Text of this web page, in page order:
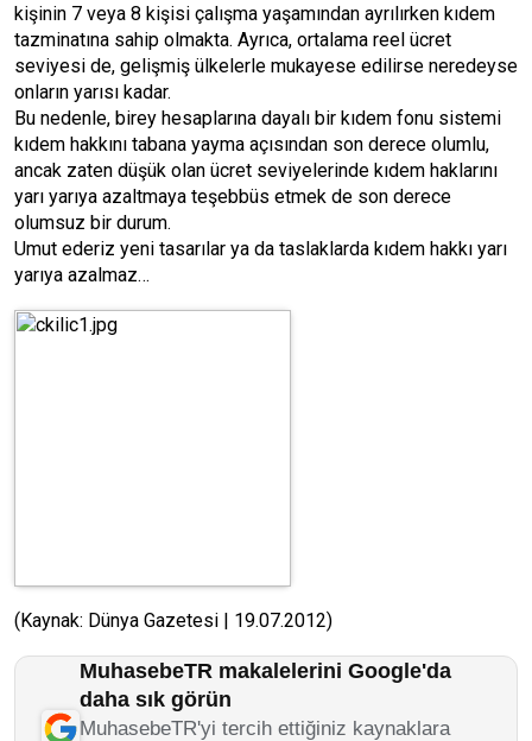
kişinin 7 veya 8 kişisi çalışma yaşamından ayrılırken kıdem
tazminatına sahip olmakta. Ayrıca, ortalama reel ücret
seviyesi de, gelişmiş ülkelerle mukayese edilirse neredeyse
onların yarısı kadar.
Bu nedenle, birey hesaplarına dayalı bir kıdem fonu sistemi
kıdem hakkını tabana yayma açısından son derece olumlu,
ancak zaten düşük olan ücret seviyelerinde kıdem haklarını
yarı yarıya azaltmaya teşebbüs etmek de son derece
olumsuz bir durum.
Umut ederiz yeni tasarılar ya da taslaklarda kıdem hakkı yarı
yarıya azalmaz…
(Kaynak: Dünya Gazetesi | 19.07.2012)
MuhasebeTR makalelerini Google'da
daha sık görün
MuhasebeTR'yi tercih ettiğiniz kaynaklara